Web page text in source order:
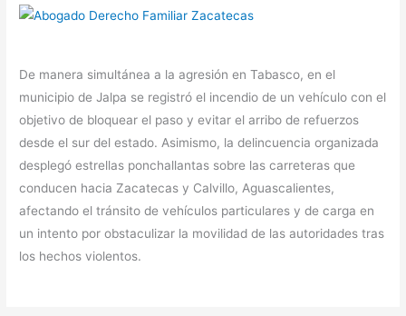
De manera simultánea a la agresión en Tabasco, en el
municipio de Jalpa se registró el incendio de un vehículo con el
objetivo de bloquear el paso y evitar el arribo de refuerzos
desde el sur del estado. Asimismo, la delincuencia organizada
desplegó estrellas ponchallantas sobre las carreteras que
conducen hacia Zacatecas y Calvillo, Aguascalientes,
afectando el tránsito de vehículos particulares y de carga en
un intento por obstaculizar la movilidad de las autoridades tras
los hechos violentos.